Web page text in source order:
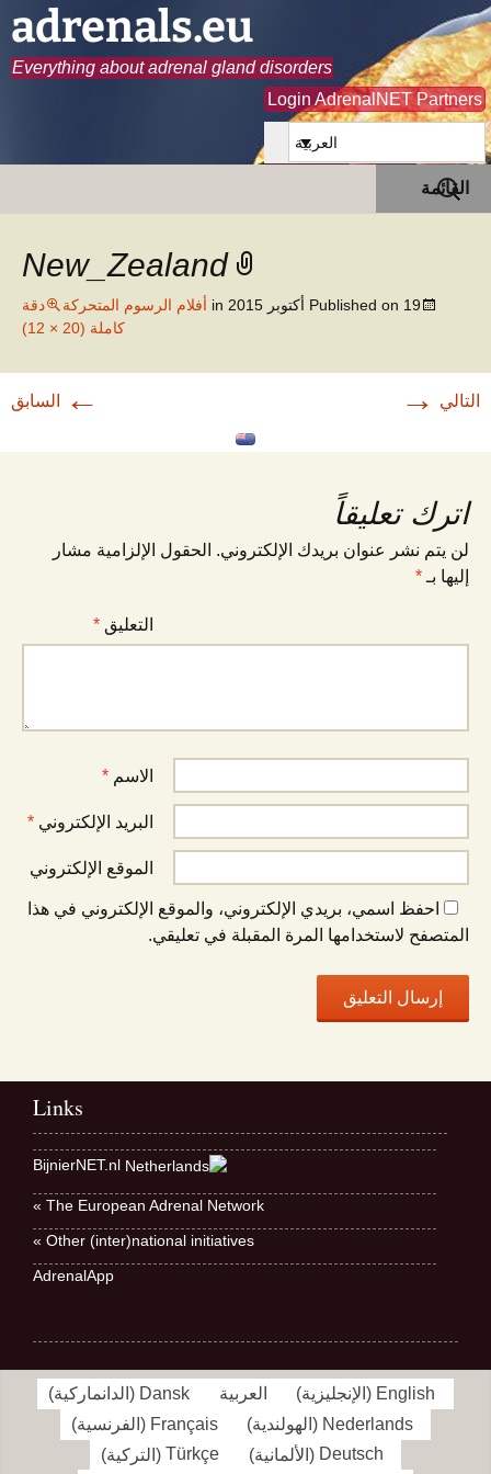
adrenals.eu
Everything about adrenal gland disorders
Login AdrenalNET Partners
العربية
القائمة
البحث
عن:
New_Zealand
Published on 19 أكتوبر 2015 أفلام الرسوم المتحركة
دقة
كاملة (20 × 12)
← السابق التالي →
اترك تعليقاً
لن يتم نشر عنوان بريدك الإلكتروني. الحقول الإلزامية مشار
إليها بـ *
التعليق *
الاسم *
البريد الإلكتروني *
الموقع الإلكتروني
احفظ اسمي، بريدي الإلكتروني، والموقع الإلكتروني في هذا
المتصفح لاستخدامها المرة المقبلة في تعليقي.
Links
BijnierNET.nl
The European Adrenal Network »
Other (inter)national initiatives »
AdrenalApp
English
(الإنجليزية) العربية Dansk
(الدانماركية)
Nederlands
( الهولندية)
Français
( الفرنسية)
Deutsch
(الألمانية)
Türkçe
(التركية)